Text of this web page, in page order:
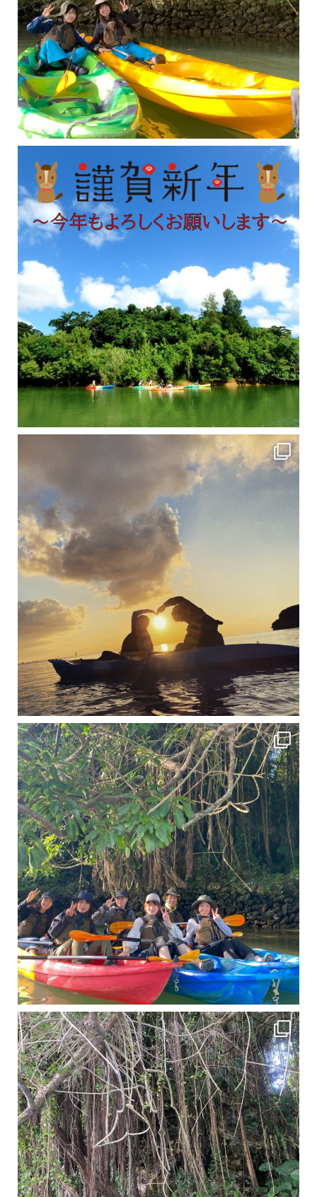
修学旅行シーズンも終わり、一気に冷え込んできました。 2025年今年もあっという間に終
12月に入り、沖縄も流石に半袖では過ごせなくなってきました
ですが、日中はまだ20℃
11月となり沖縄も寒くなってきましたが まだまだ沖縄は半袖です
この時期は、修学旅行